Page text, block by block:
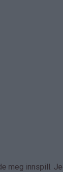
meg innspill.